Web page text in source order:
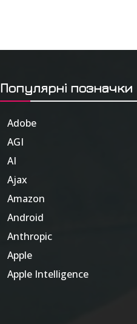
Популярні позначки
Adobe
AGI
AI
Ajax
Amazon
Android
Anthropic
Apple
Apple Intelligence